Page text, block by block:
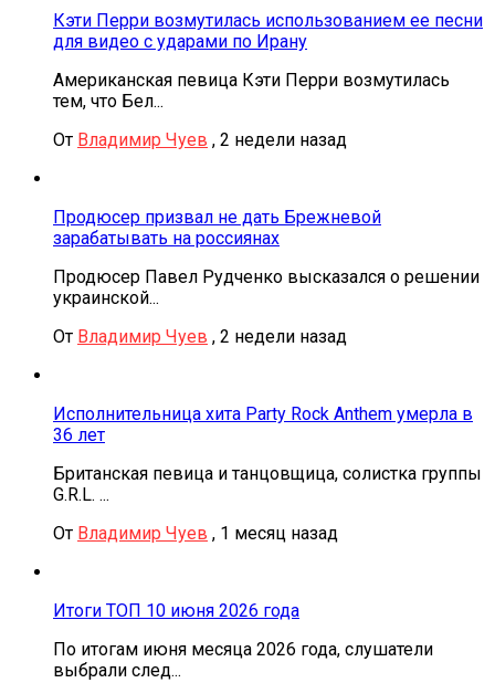
Кэти Перри возмутилась использованием ее песни
для видео с ударами по Ирану
Американская певица Кэти Перри возмутилась
тем, что Бел...
От Владимир Чуев , 2 недели назад
Продюсер призвал не дать Брежневой
зарабатывать на россиянах
Продюсер Павел Рудченко высказался о решении
украинской...
От Владимир Чуев , 2 недели назад
Исполнительница хита Party Rock Anthem умерла в
36 лет
Британская певица и танцовщица, солистка группы
G.R.L. ...
От Владимир Чуев , 1 месяц назад
Итоги ТОП 10 июня 2026 года
По итогам июня месяца 2026 года, слушатели
выбрали след...